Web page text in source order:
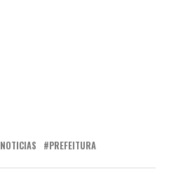
NOTICIAS PREFEITURA